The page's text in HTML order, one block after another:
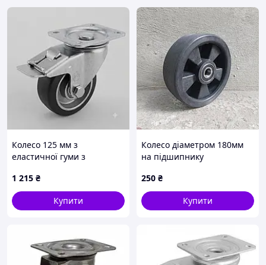
Колесо 125 мм з
еластичної гуми з
середньопосиленим
кронштейном і гальмом
(250 кг)
1 215 ₴
Купити
Колесо діаметром 180мм
на підшипнику
250 ₴
Купити